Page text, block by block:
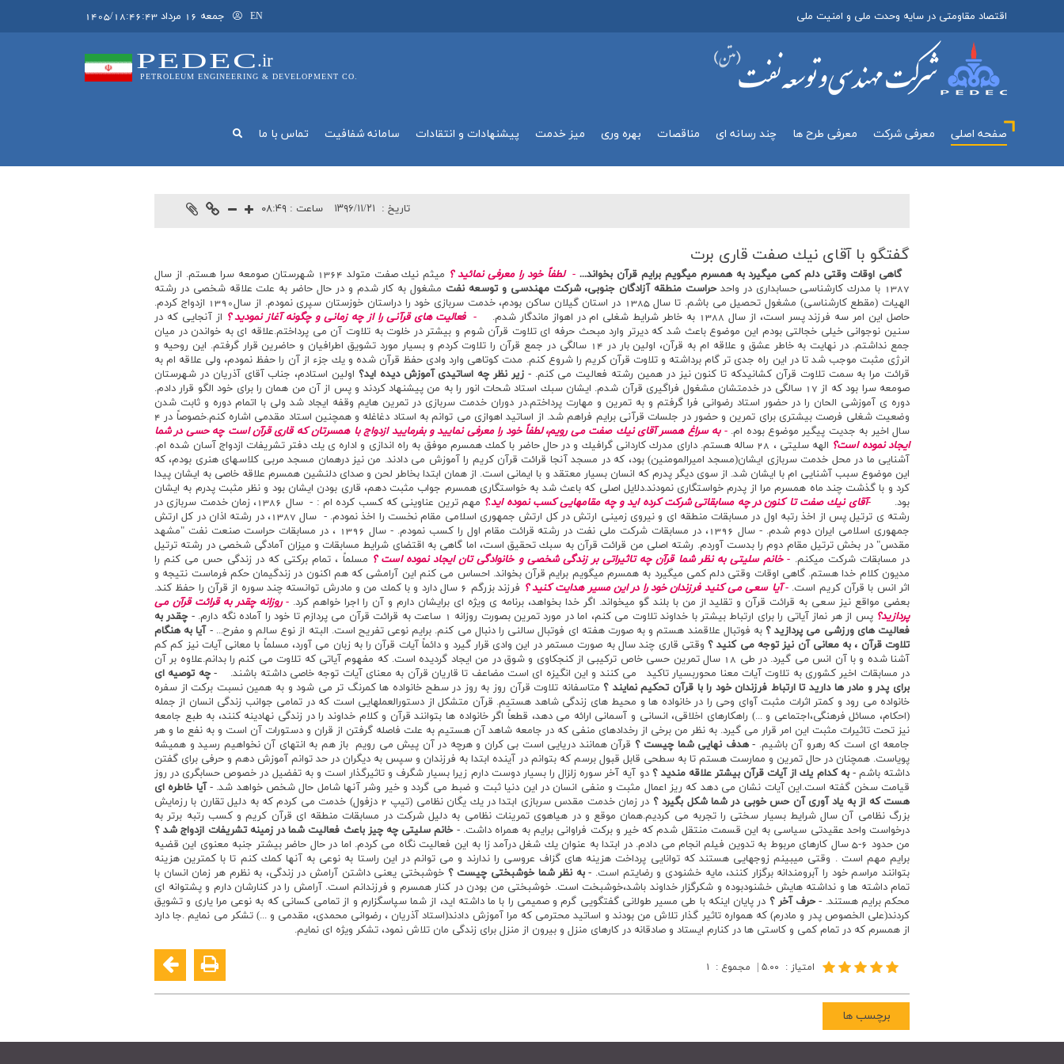
اقتصاد مقاومتی در سایه وحدت ملی و امنیت ملی EN جمعه 16 مرداد 1405/18:46:43
PEDEC.ir
PETROLEUM ENGINEERING & DEVELOPMENT CO.
صفحه اصلی معرفي شركت معرفی طرح ها چند رسانه اي مناقصات بهره وري میز خدمت پیشنهادات و انتقادات سامانه شفافيت تماس با ما
ساعت : ۰۸:۴۹ تاريخ : ۱۳۹۶/۱۱/۲۱
گفتگو با آقای نیك صفت قاری برت
گاهي اوقات وقتي دلم كمي ميگيرد به همسرم ميگويم برايم قرآن بخواند... - لطفاً خود را معرفي نمائيد ؟
ميثم نيك صفت متولد 1364 شهرستان صومعه سرا هستم. از سال
1387 با مدرك كارشناسي حسابداري در واحد
حراست منطقه آزادگان جنوبي،‌ شركت مهندسي و توسعه نفت مشغول به كار شدم و در حال حاضر به علت علاقه شخصي در رشته
الهيات (مقطع كارشناسي) مشغول تحصيل مي باشم. تا سال 1385 در استان گيلان ساكن بودم، خدمت سربازي خود را دراستان خوزستان سپري نمودم. از سال1390 ازدواج كردم.
‌حاصل اين امر سه فرزند پسر است، از سال 1388 به خاطر شرايط شغلي ام در اهواز ماندگار شدم.
- فعاليت هاي قرآني را از چه زماني و چگونه آغاز نموديد ؟ از آنجايي كه در
سنين نوجواني خيلي خجالتي بودم اين موضوع باعث شد كه ديرتر وارد مبحث حرفه اي تلاوت قرآن شوم و بيشتر در خلوت به تلاوت آن مي پرداختم.علاقه اي به خواندن در ميان
جمع نداشتم. در نهايت به خاطر عشق و علاقه ام به قرآن، اولين بار در 14 سالگي در جمع قرآن را تلاوت كردم و بسيار مورد تشويق اطرافيان و حاضرين قرار گرفتم. اين روحيه و
انرژي مثبت موجب شد تا در اين راه جدي تر گام برداشته و تلاوت قرآن كريم را شروع كنم. مدت كوتاهي وارد وادي حفظ قرآن شده و يك جزء از آن را حفظ نمودم، ولي علاقه ام به
قرائت مرا به سمت تلاوت قرآن كشانيدكه تا كنون نيز در همين رشته فعاليت مي كنم.- زير نظر چه اساتيدي آموزش ديده ايد؟ اولين استادم، جناب آقاي آذريان در شهرستان
صومعه سرا بود كه از 17 سالگي در خدمتشان مشغول فراگيري قرآن شدم. ايشان سبك استاد شحات انور را به من پيشنهاد كردند و پس از آن من همان را براي خود الگو قرار دادم.
دوره ي آموزشي الحان را در حضور استاد رضواني فرا گرفتم و به تمرين و مهارت پرداختم.در دوران خدمت سربازي در تمرين هايم وقفه ايجاد شد ولي با اتمام دوره و ثابت شدن
وضعيت شغلي فرصت بيشتري براي تمرين و حضور در جلسات قرآني برايم فراهم شد. از اساتيد اهوازي مي توانم به استاد دغاغله و همچنين استاد مقدمي اشاره كنم.خصوصاً در 4
سال اخير به جديت پيگير موضوع بوده ام.- به سراغ همسر آقاي نيك صفت مي رويم، لطفاً خود را معرفي نماييد و بفرماييد ازدواج با همسرتان كه قاري قرآن است چه حسي در شما
ايجاد نموده است؟
الهه سليتي ، 28 ساله هستم. داراي مدرك كارداني گرافيك و در حال حاضر با كمك همسرم موفق به راه اندازي و اداره ي يك دفتر تشريفات ازدواج آسان شده ام.
آشنايي ما در محل خدمت سربازي ايشان(مسجد اميرالمومنين) بود، كه در مسجد آنجا قرائت قرآن كريم را آموزش مي دادند. من نيز درهمان مسجد مربي كلاسهاي هنري بودم، كه
اين موضوع سبب آشنايي ام با ايشان شد. از سوي ديگر پدرم كه انسان بسيار معتقد و با ايماني است. از همان ابتدا بخاطر لحن و صداي دلنشين همسرم علاقه خاصي به ايشان پيدا
كرد و با گذشت چند ماه همسرم مرا از پدرم خواستگاري نمودند.دلايل اصلي كه باعث شد به خواستگاري همسرم جواب مثبت دهم،‌ قاري بودن ايشان بود و نظر مثبت پدرم به ايشان
بود.
-آقاي نيك صفت تا كنون در چه مسابقاتي شركت كرده ايد و چه مقامهايي كسب نموده ايد.؟
مهم ترين عناويني كه كسب كرده ام : - سال 1386، زمان خدمت سربازي در
رشته ي ترتيل پس از اخذ رتبه اول در مسابقات منطقه اي و نيروي زميني ارتش در كل ارتش جمهوري اسلامي مقام نخست را اخذ نمودم. - سال 1387، در رشته اذان در كل ارتش
جمهوري اسلامي ايران دوم شدم. - سال 1396، در مسابقات شركت ملي نفت در رشته قرائت مقام اول را كسب نمودم. - سال 1396 ، در مسابقات حراست صنعت نفت "مشهد
مقدس" در بخش ترتيل مقام دوم را بدست آوردم. رشته اصلي من قرائت قرآن به سبك تحقيق است، اما گاهي به اقتضاي شرايط مسابقات و ميزان آمادگي شخصي در رشته ترتيل
در مسابقات شركت ميكنم. - خانم سليتي به نظر شما قرآن چه تاثيراتي بر زندگي شخصي و خانوادگي تان ايجاد نموده است ؟ مسلماً ، تمام بركتي كه در زندگي حس مي كنم را
مديون كلام خدا هستم. گاهي اوقات وقتي دلم كمي ميگيرد به همسرم ميگويم برايم قرآن بخواند. احساس مي كنم اين آرامشي كه هم اكنون در زندگيمان حكم فرماست نتيجه و
اثر انس با قرآن كريم است.- آيا سعي مي كنيد فرزندان خود را در اين مسير هدايت كنيد ؟
فرزند بزرگم 6 سال دارد و با كمك من و مادرش توانسته چند سوره از قرآن را حفظ كند.
بعضي مواقع نيز سعي به قرائت قرآن و تقليد از من با بلند گو ميخواند. اگر خدا بخواهد، برنامه ي ويژه اي برايشان دارم و آن را اجرا خواهم كرد.- روزانه چقدر به قرائت قرآن مي
پردازيد؟ پس از هر نماز آياتي را براي ارتباط بيشتر با خداوند تلاوت مي كنم، اما در مورد تمرين بصورت روزانه 1 ساعت به قرائت قرآن مي پردازم تا خود را آماده نگه دارم.
- چقدر به
فعاليت هاي ورزشي مي پردازيد ؟ به فوتبال علاقمند هستم و به صورت هفته اي فوتبال سالني را دنبال مي كنم. برايم نوعي تفريح است. البته از نوع سالم و مفرح...- آيا به هنگام
تلاوت قرآن ، به معاني آن نيز توجه مي كنيد ؟ وقتي قاري چند سال به صورت مستمر در اين وادي قرار گيرد و دائماً آيات قرآن را به زبان مي آورد، مسلماً با معاني آيات نيز كم كم
آشنا شده و با آن انس مي گيرد. در طي 18 سال تمرين حسي خاص تركيبي از كنجكاوي و شوق در من ايجاد گرديده است. كه مفهوم آياتي كه تلاوت مي كنم را بدانم.علاوه بر آن
در مسابقات اخير كشوري به تلاوت آيات معنا محوربسيار تاكيد مي كنند و اين انگيزه اي است مضاعف تا قاريان قرآن به معناي آيات توجه خاصي داشته باشند.
- چه توصيه اي
براي پدر و مادر ها داريد تا ارتباط فرزندان خود را با قرآن تحكيم نمايند ؟ متاسفانه تلاوت قرآن روز به روز در سطح خانواده ها كمرنگ تر مي شود و به همين نسبت بركت از سفره
خانواده مي رود و كمتر اثرات مثبت آواي وحي را در خانواده ها و محيط هاي زندگي شاهد هستيم. قرآن متشكل از دستورالعملهايي است كه در تمامي جوانب زندگي انسان از جمله
(احكام، مسائل فرهنگي،‌اجتماعي و ...) راهكارهاي اخلاقي، انساني و آسماني ارائه مي دهد، قطعاً اگر خانواده ها بتوانند قرآن و كلام خداوند را در زندگي نهادينه كنند، به طبع جامعه
نيز تحت تاثيرات مثبت اين امر قرار مي گيرد. به نظر من برخي از رخدادهاي منفي كه در جامعه شاهد آن هستيم به علت فاصله گرفتن از قران و دستورات آن است و به نفع ما و هر
جامعه اي است كه رهرو آن باشيم. - هدف نهايي شما چيست ؟ قرآن همانند دريايي است بي كران و هرچه در آن پيش مي رويم باز هم به انتهاي آن نخواهيم رسيد و هميشه
پوياست. همچنان در حال تمرين و ممارست هستم تا به سطحي قابل قبول برسم كه بتوانم در آينده ابتدا به فرزندان و سپس به ديگران در حد توانم آموزش دهم و حرفي براي گفتن
داشته باشم- به كدام يك از آيات قرآن بيشتر علاقه منديد ؟ دو آيه آخر سوره زلزال را بسيار دوست دارم زيرا بسيار شگرف و تاثيرگذار است و به تفضيل در خصوص حسابگري در روز
قيامت سخن گفته است.اين آيات نشان مي دهد كه ريز اعمال مثبت و منفي انسان در اين دنيا ثبت و ضبط مي گردد و خير وشر آنها شامل حال شخص خواهد شد. - آيا خاطره اي
هست كه از به ياد آوري آن حس خوبي در شما شكل بگيرد ؟
در زمان خدمت مقدس سربازي ابتدا در يك يگان نظامي (تيپ 2 دزفول) خدمت مي كردم كه به دليل تقارن با رزمايش
بزرگ نظامي آن سال شرايط بسيار سختي را تجربه مي كرديم.همان موقع و در هياهوي تمرينات نظامي به دليل شركت در مسابقات منطقه اي قرآن كريم و كسب رتبه برتر به
درخواست واحد عقيدتي سياسي به اين قسمت منتقل شدم كه خير و بركت فراواني برايم به همراه داشت.- خانم سليتي چه چيز باعث فعاليت شما در زمينه تشريفات ازدواج شد ؟
من حدود 6-5 سال كارهاي مربوط به تدوين فيلم انجام مي دادم. در ابتدا به عنوان يك شغل درآمد زا به اين فعاليت نگاه مي كردم. اما در حال حاضر بيشتر جنبه معنوي اين قضيه
برايم مهم است . وقتي ميبينم زوجهايي هستند كه توانايي پرداخت هزينه هاي گزاف عروسي را ندارند و مي توانم در اين راستا به نوعي به آنها كمك كنم تا با كمترين هزينه
بتوانند مراسم خود را آبرومندانه برگزار كنند، مايه خشنودي و رضايتم است. - به نظر شما خوشبختي چيست ؟ خوشبختي يعني داشتن آرامش در زندگي، به نظرم هر زمان انسان با
تمام داشته ها و نداشته هايش خشنودبوده و شكرگزار خداوند باشد،خوشبخت است. خوشبختي من بودن در كنار همسرم و فرزندانم است. آرامش را در كنارشان دارم و پشتوانه اي
محكم برايم هستند. - حرف آخر ؟ در پايان اينكه با طي مسير طولاني گفتگويي گرم و صميمي را با ما داشته ايد، از شما سپاسگزارم و از تمامي كساني كه به نوعي مرا ياري و تشويق
كردند(علي الخصوص پدر و مادرم) كه همواره تاثير گذار تلاش من بودند و اساتيد محترمي كه مرا آموزش دادند(استاد آذريان ، رضواني محمدي، مقدمي و ...) تشكر مي نمايم .جا دارد
از همسرم كه در تمام كمي و كاستي ها در كنارم ايستاد و صادقانه در كارهاي منزل و بيرون از منزل براي زندگي مان تلاش نمود، تشكر ويژه اي نمايم.
امتیاز : ۵.۰۰ مجموع : ۱
برچسب ها